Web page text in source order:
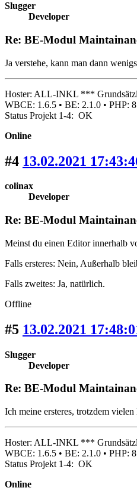
Slugger
Developer
Re: BE-Modul
Ja verstehe, kann man dann
Hoster: ALL-INKL ***
WBCE: 1.6.5 • BE: 2.1.0 • PHP:
Status Projekt 1-4: OK
Online
#4 13.02.2021
colinax
Developer
Re: BE-Modul
Meinst du einen Editor innerhalb
Falls ersteres: Nein, Außerhalb
Falls zweites: Ja, natürlich.
Offline
#5 13.02.2021
Slugger
Developer
Re: BE-Modul
Ich meine ersteres, trotzdem
Hoster: ALL-INKL ***
WBCE: 1.6.5 • BE: 2.1.0 • PHP:
Status Projekt 1-4: OK
Online